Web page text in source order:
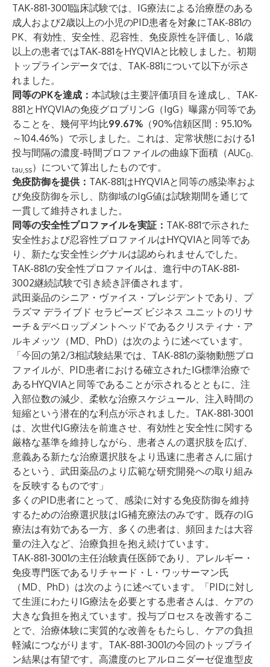
TAK-881-3001臨床試験では、IG療法による治療歴のある
成人および2歳以上の小児のPID患者を対象にTAK-881の
PK、有効性、安全性、忍容性、免疫原性を評価し、16歳
以上の患者ではTAK-881をHYQVIAと比較しました。初期
トップラインデータでは、TAK-881について以下が示さ
れました。
同等のPKを達成： 本試験は主要評価項目を達成し、TAK-
881とHYQVIAの免疫グロブリンG（IgG）曝露が同等であ
ることを、幾何平均比99.67% （90%信頼区間：95.10%
～104.46%）で示しました。これは、定常状態における1
投与間隔の濃度-時間プロファイルの曲線下面積（AUC0-
tau,ss）について算出したものです。
免疫防御を提供： TAK-881はHYQVIAと同等の感染率およ
び免疫防御を示し、防御域のIgG値は試験期間を通じて
一貫して維持されました。
同等の安全性プロファイルを実証： TAK-881で示された
安全性および忍容性プロファイルはHYQVIAと同等であ
り、新たな安全性シグナルは認められませんでした。
TAK-881の安全性プロファイルは、進行中のTAK-881-
3002継続試験で引き続き評価されます。
武田薬品のシニア・ヴァイス・プレジデントであり、プ
ラズマ デライブド セラピーズ ビジネス ユニットのリサ
ーチ＆デベロップメントヘッドであるクリスティナ・ア
ルキメッツ（MD、PhD）は次のように述べています。
「今回の第2/3相試験結果では、TAK-881の薬物動態プロ
ファイルが、PID患者における確立されたIG標準治療で
あるHYQVIAと同等であることが示されるとともに、注
入部位数の減少、柔軟な治療スケジュール、注入時間の
短縮という潜在的な利点が示されました。TAK-881-3001
は、次世代IG療法を前進させ、有効性と安全性に関する
厳格な基準を維持しながら、患者さんの選択肢を広げ、
意義ある新たな治療選択肢をより迅速に患者さんに届け
るという、武田薬品のより広範な研究開発への取り組み
を反映するものです」
多くのPID患者にとって、感染に対する免疫防御を維持
するための治療選択肢はIG補充療法のみです。既存のIG
療法は有効である一方、多くの患者は、頻回または大容
量の注入など、治療負担を抱え続けています。
TAK-881-3001の主任治験責任医師であり、アレルギー・
免疫専門医であるリチャード・L・ワッサーマン氏
（MD、PhD）は次のように述べています。「PIDに対し
て生涯にわたりIG療法を必要とする患者さんは、ケアの
大きな負担を抱えています。投与プロセスを改善するこ
とで、治療体験に実質的な改善をもたらし、ケアの負担
軽減につながります。TAK-881-3001の今回のトップライ
ン結果は有望です。高濃度のヒアルロニダーゼ促進型皮